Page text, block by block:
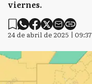
viernes.
24 de abril de 2025 | 09:37